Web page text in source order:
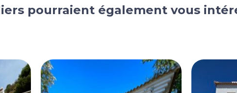
pourraient également vous